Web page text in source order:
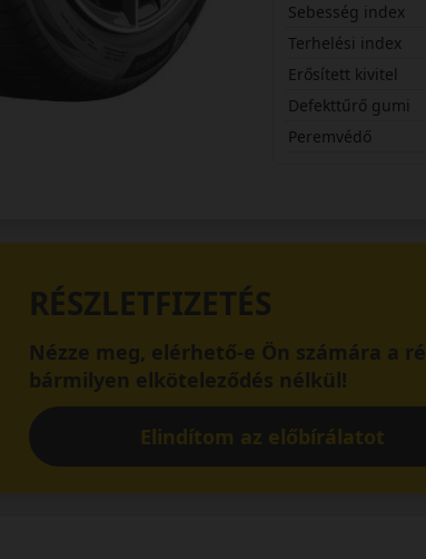
Sebesség index
Terhelési index
Erősített kivitel
Defekttűrő gumi
Peremvédő
RÉSZLETFIZETÉS
Nézze meg, elérhető-e Ön számára a
bármilyen elköteleződés nélkül!
Elindítom az előbírálatot